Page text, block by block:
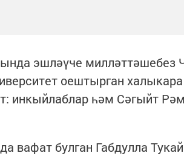
эшләүче милләттәшебез
оештырган
инкыйлаблар һәм Сәгыйт
вафат булган Габдулла